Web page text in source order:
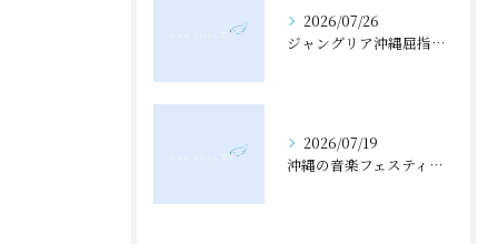
2026/07/26
ジャングリア沖縄屈指の実態と評価の真相に迫る徹底検証ガイド
2026/07/19
沖縄の音楽フェスティバルとジャングリア沖縄を徹底ガイド2026年の見どころと計画術